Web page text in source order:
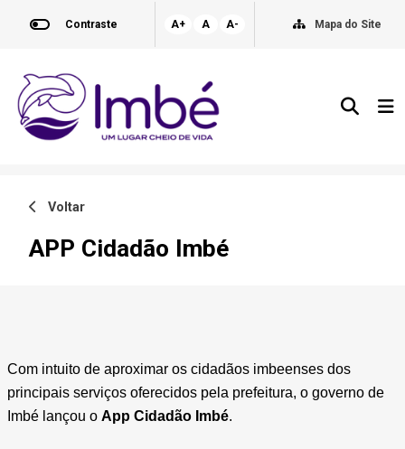
Contraste A+ A A- Mapa do Site
Voltar
APP Cidadão Imbé
Com intuito de aproximar os cidadãos imbeenses dos
principais serviços oferecidos pela prefeitura, o governo de
Imbé lançou o App Cidadão Imbé.